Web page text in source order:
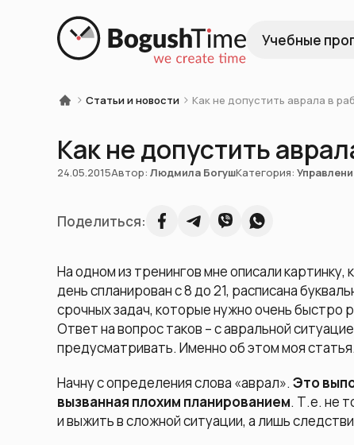
Учебные
Статьи и новости Как не допустить аврала в
Как не допустить
24.05.2015Автор: Людмила БогушКатегория:
Поделиться:
На одном из тренингов мне описали
день спланирован с 8 до 21, расписана
срочных задач, которые нужно очень быстро
Ответ на вопрос таков – с авральной
предусматривать. Именно об этом моя статья.
Начну с определения слова «аврал». Это
вызванная плохим планированием. Т.е. не
и выжить в сложной ситуации, а лишь